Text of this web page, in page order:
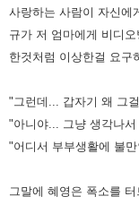
사랑하는 사람이 자신에
규가 저 엄마에게 비디오
한것처럼 이상한걸 요구
"그런데... 갑자기 왜 그
"아니야... 그냥 생각나
"어디서 부부생활에 불
그말에 혜영은 폭소를